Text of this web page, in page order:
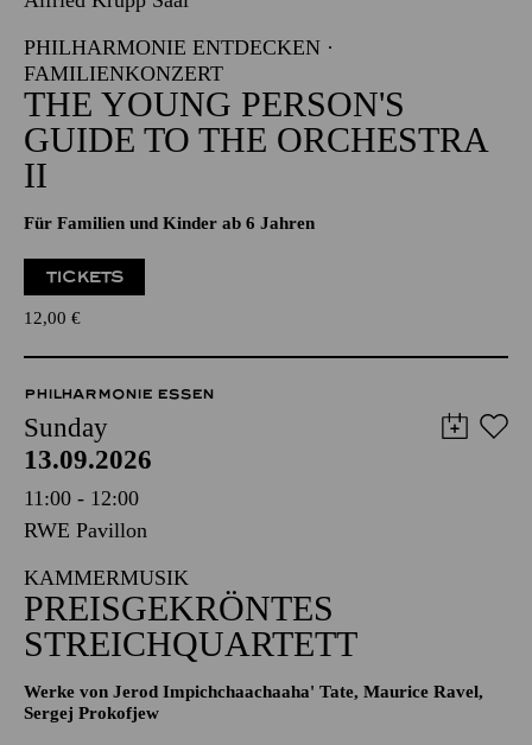
PHILHARMONIE ENTDECKEN ·
FAMILIENKONZERT
THE YOUNG PERSON'S
GUIDE TO THE ORCHESTRA
II
Für Familien und Kinder ab 6 Jahren
TICKETS
12,00 €
PHILHARMONIE ESSEN
Sunday
13.09.2026
11:00 - 12:00
RWE Pavillon
KAMMERMUSIK
PREISGEKRÖNTES
STREICHQUARTETT
Werke von Jerod Impichchaachaaha' Tate, Maurice Ravel,
Sergej Prokofjew